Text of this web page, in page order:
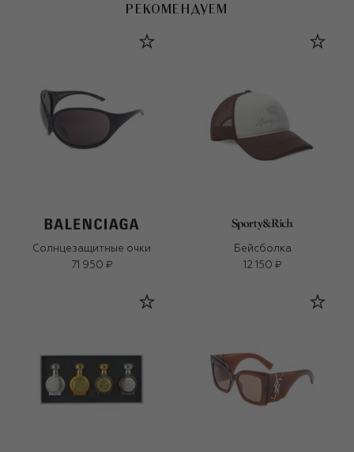
РЕКОМЕНДУЕМ
Солнцезащитные очки
71 950 ₽
Бейсболка
12 150 ₽